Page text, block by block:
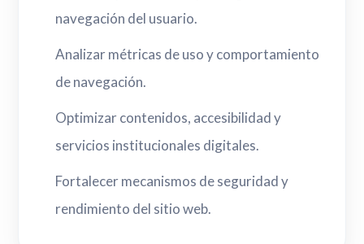
navegación del usuario.
Analizar métricas de uso y comportamiento
de navegación.
Optimizar contenidos, accesibilidad y
servicios institucionales digitales.
Fortalecer mecanismos de seguridad y
rendimiento del sitio web.